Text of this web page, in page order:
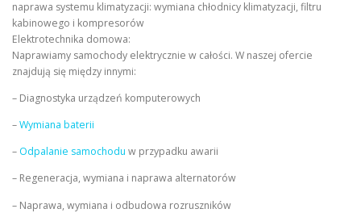
naprawa systemu klimatyzacji: wymiana chłodnicy klimatyzacji, filtru
kabinowego i kompresorów
Elektrotechnika domowa:
Naprawiamy samochody elektrycznie w całości. W naszej ofercie
znajdują się między innymi:
– Diagnostyka urządzeń komputerowych
–Wymiana baterii
– Odpalanie samochodu w przypadku awarii
– Regeneracja, wymiana i naprawa alternatorów
– Naprawa, wymiana i odbudowa rozruszników